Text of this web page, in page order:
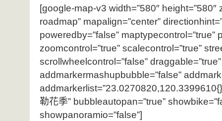
[google-map-v3 width=”580″ height=”580″
roadmap” mapalign=”center”
poweredby=”false” maptypecontrol=”true”
zoomcontrol=”true” scalecontrol=”true”
scrollwheelcontrol=”false”
addmarkermashupbubble=”false”
勒花季” bubbleautopan=”true”
showpanoramio=”false”]